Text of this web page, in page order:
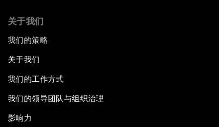
关于我们
我们的策略
关于我们
我们的工作方式
我们的领导团队与组织治理
影响力